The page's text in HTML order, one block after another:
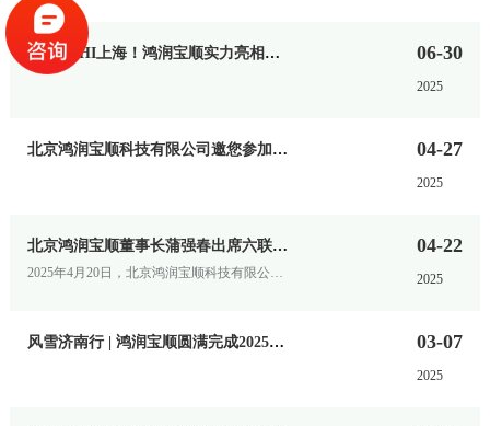
闪耀CPHI上海！鸿润宝顺实力亮相国际舞台，共拓生物医药新蓝海 06-30
2025
北京鸿润宝顺科技有限公司邀您参加2025西部（成都）生物医药及技术装备展览会 04-27
2025
北京鸿润宝顺董事长蒲强春出席六联党委主题党日活动 分享跨界创新精神
2025年4月20日，北京鸿润宝顺科技有限公司创始人兼董事长蒲强春受邀出席北京异地商会六联党委主办的"建功新时代，担当铸荣光"主题党日活动。
04-22
2025
风雪济南行 | 鸿润宝顺圆满完成2025济南国际生物发酵产品与技术装备展览会 03-07
2025